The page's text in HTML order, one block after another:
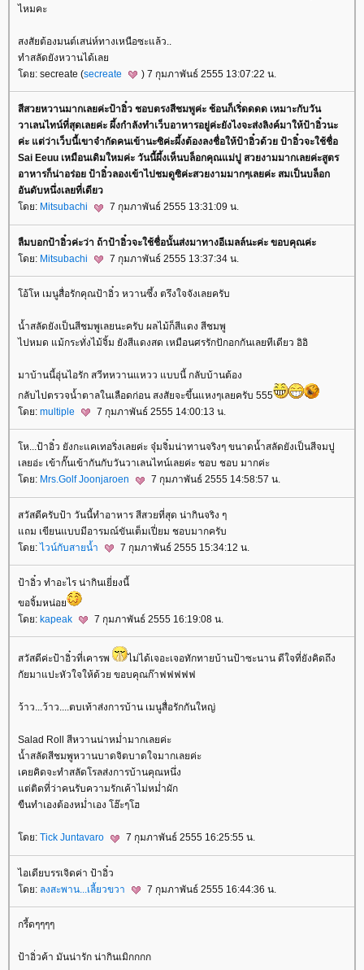
ไหมคะ
สงสัยต้องมนต์เสน่ห์ทางเหนือซะแล้ว..
ทำสลัดยังหวานได้เล
ดย: secreate (secreate ) 7 กุมภาพันธ์ 2555 13:07:22 น.
สีสวยหวานมากเลยค่ะป้าอิ๋ว ชอบตรงสีชมพูค่ะ ช้อนก็เริ่ดดดด เหมาะกับวัน
วาเลนไทน์ที่สุดเลยค่ะ ผึ้งกำลังทำเว็บอาหารอยู่ค่ะยังไงจะส่งลิงค์มาให้ป้าอิ๋วนะ
ค่ะ แต่ว่าเว็บนี้เขาจำกัดคนเข้านะซิค่ะผึ้งต้องลงชื่อให้ป้าอิ๋วด้วย ป้าอิ๋วจะใช้ชื่อ
Sai Eeuu เหมือนเดิมใหมค่ะ วันนี้ผึ้งเห็นบล็อกคุณแม่ปู สวยงามมากเลยค่ะสูตร
อาหารก็น่าอร่อย ป้าอิ๋วลองเข้าไปชมดูซิค่ะสวยงามมากๆเลยค่ะ สมเป็นบล็อก
อันดับหนึ่งเลยที่เดียว
ดย: Mitsubachi 7 กุมภาพันธ์ 2555 13:31:09 น.
ลืมบอกป้าอิ๋วค่ะว่า ถ้าป้าอิ๋วจะใช้ชื่อนั้นส่งมาทางอีเมลล์นะค่ะ ขอบคุณค่ะ
ดย: Mitsubachi 7 กุมภาพันธ์ 2555 13:37:34 น.
อ้โห เมนูสื่อรักคุณป้าอิ๋ว หวานซึ้ง ตรึงใจจังเลยครับ
น้ำสลัดยังเป็นสีชมพูเลยนะครับ ผลไม้ก็สีแดง สีชมพู
ไปหมด แม้กระทั่งไม้จิ้ม ยังสีแดงสด เหมือนศรรักปักอกกันเลยทีเดียว อิอิ
มาบ้านนี้อุ่นไอรัก สวีทหวานแหวว แบบนี้ กลับบ้านต้อง
กลับไปตรวจน้ำตาลในเลือดก่อน สงสัยจะขึ้นแหงๆเลยครับ 555
ดย: multiple 7 กุมภาพันธ์ 2555 14:00:13 น.
ห...ป้าอิ๋ว ยังกะแคเทอริ่งเลยค่ะ จุ๋มจิ๋มน่าทานจริงๆ ขนาดน้ำสลัดยังเป็นสีจมปู
เลยอ่ะ เข้ากั๊นเข้ากันกับวันวาเลนไทน์เลยค่ะ ชอบ ชอบ มากค่ะ
ดย: Mrs.Golf Joonjaroen 7 กุมภาพันธ์ 2555 14:58:57 น.
สวัสดีครับป้า วันนี้ทำอาหาร สีสวยที่สุด น่ากินจริง ๆ
ถม เขียนแบบมีอารมณ์ขันเต็มเปี่ยม ชอบมากครับ
ดย:ไวน์กับสายน้ำ 7 กุมภาพันธ์ 2555 15:34:12 น.
ป้าอิ๋ว ทำอะไร น่ากินเยี่ยงนี้
ขอจิ้มหน่อ
ดย: kapeak 7 กุมภาพันธ์ 2555 16:19:08 น.
สวัสดีค่ะป้าอิ๋วที่เคารพ
ไม่ได้เจอะเจอทักทายบ้านป้าซะนาน ดีใจที่ยังคิดถึง
กัยมาแปะหัวใจให้ด้วย ขอบคุณก๊าฟฟฟฟฟ
ว้าว...ว้าว....ตบเท้าส่งการบ้าน เมนูสื่อรักกันใหญ่
Salad Roll สีหวานน่าหม่ำมากเลยค่ะ
น้ำสลัดสีชมพูหวานบาดจิตบาดใจมากเลยค่ะ
เคยคิดจะทำสลัดโรลส่งการบ้านคุณหนึ่ง
ต่ติดที่ว่าคนรับความรักเค้าไม่หม่ำผัก
ขืนทำเองต้องหม่ำเอง โฮ๊ะๆโฮ
ดย: Tick Juntavaro 7 กุมภาพันธ์ 2555 16:25:55 น.
ไอเดียบรรเจิดค่า ป้าอิ๋ว
ดย: ลงสะพาน...เลี้ยวขวา 7 กุมภาพันธ์ 2555 16:44:36 น.
กรี้ดๆๆๆๆ
ป้าอิ่วค้า มันน่ารัก น่ากินเมิกกกก